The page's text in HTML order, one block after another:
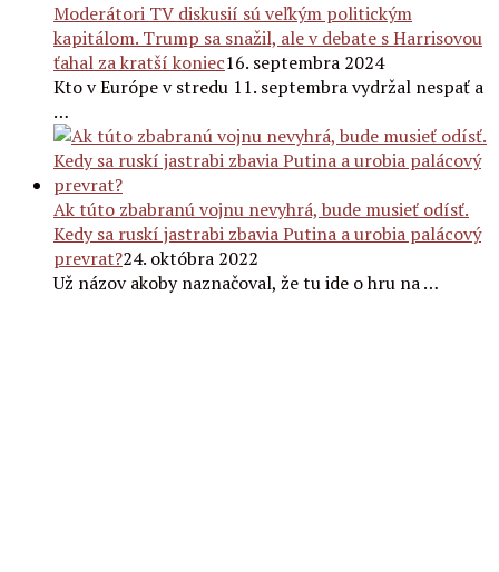
Moderátori TV diskusií sú veľkým politickým
kapitálom. Trump sa snažil, ale v debate s Harrisovou
ťahal za kratší koniec16. septembra 2024
Kto v Európe v stredu 11. septembra vydržal nespať a
…
Ak túto zbabranú vojnu nevyhrá, bude musieť odísť.
Kedy sa ruskí jastrabi zbavia Putina a urobia palácový
prevrat?24. októbra 2022
Už názov akoby naznačoval, že tu ide o hru na …